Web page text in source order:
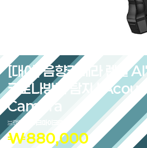
[대여] 음향카메라 렌탈
코로나방전 탐지 |
Camera
브랜드:
₩880,000